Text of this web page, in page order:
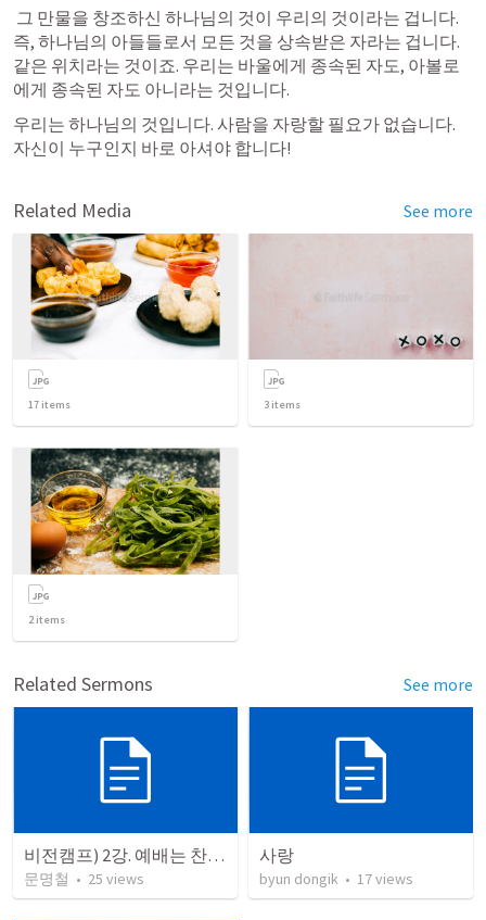
즉, 하나님의 아들들로서 모든 것을 상속받은 자라는 겁니다.
같은 위치라는 것이죠. 우리는 바울에게 종속된 자도, 아볼로
에게 종속된 자도 아니라는 것입니다.
우리는 하나님의 것입니다. 사람을 자랑할 필요가 없습니다.
자신이 누구인지 바로 아셔야 합니다!
Related Media See more
17 items 3 items
2items
Related Sermons See more
비전캠프) 2강. 예배는 찬양입니다 2 (구원받은 자의 반응)
문명철 • 25 views
사랑
byun dongik • 17views